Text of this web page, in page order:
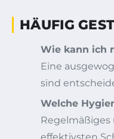
HÄUFIG
Wie kann ich
Eine
sind
Welche